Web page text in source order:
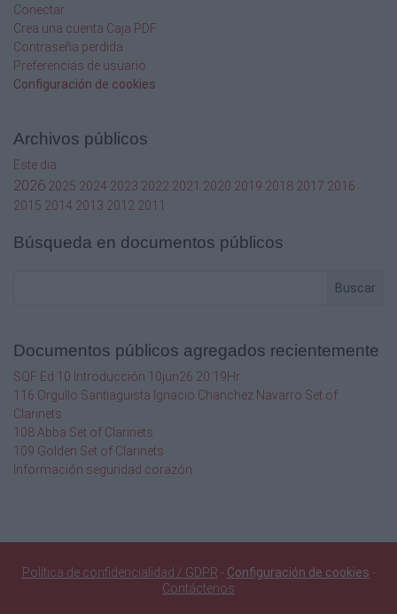
Conectar
Crea una cuenta Caja PDF
Contraseña perdida
Preferencias de usuario
Configuración de cookies
Archivos públicos
Este dia
2026 2025 2024 2023 2022 2021 2020 2019 2018 2017 2016
2015 2014 2013 2012 2011
Búsqueda en documentos públicos
Buscar
Documentos públicos agregados recientemente
SQF Ed 10 Introducción 10jun26 20.19Hr
116 Orgullo Santiaguista Ignacio Chanchez Navarro Set of
Clarinets
108 Abba Set of Clarinets
109 Golden Set of Clarinets
Información seguridad corazón
Política de confidencialidad / GDPR - Configuración de cookies -
Contáctenos